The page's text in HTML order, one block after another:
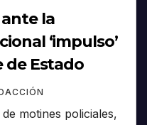
la
‘impulso’
de Estado
motines policiales,